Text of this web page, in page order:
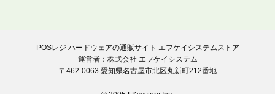
POSレジ ハードウェアの通販サイト エフケイシステムストア
運営者：株式会社 エフケイシステム
〒462-0063 愛知県名古屋市北区丸新町212番地